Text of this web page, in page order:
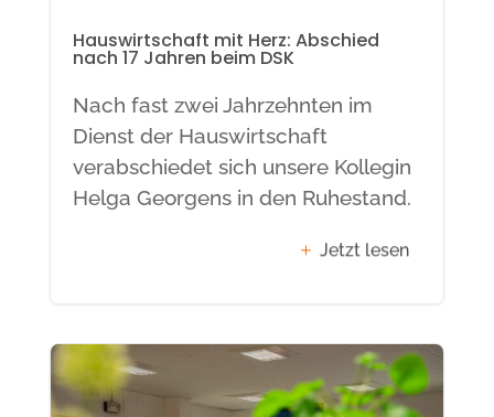
Hauswirtschaft mit Herz: Abschied
nach 17 Jahren beim DSK
Nach fast zwei Jahrzehnten im
Dienst der Hauswirtschaft
verabschiedet sich unsere Kollegin
Helga Georgens in den Ruhestand.
Jetzt lesen